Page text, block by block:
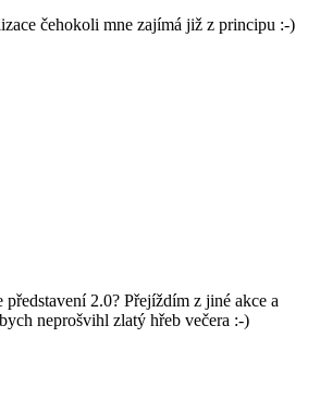
čehokoli mne zajímá již z principu :-)
2.0? Přejíždím z jiné akce a
neprošvihl zlatý hřeb večera :-)